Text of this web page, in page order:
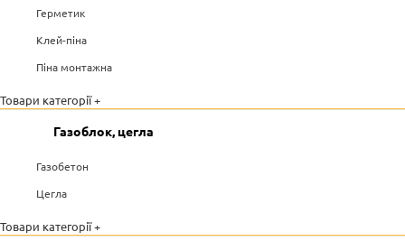
Герметик
Клей-піна
Піна монтажна
Товари категорії +
Газоблок, цегла
Газобетон
Цегла
Товари категорії +